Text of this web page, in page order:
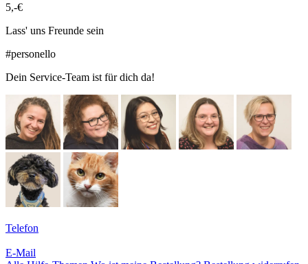
5,-€
Lass' uns Freunde sein
#personello
Dein Service-Team ist für dich da!
Telefon
E-Mail